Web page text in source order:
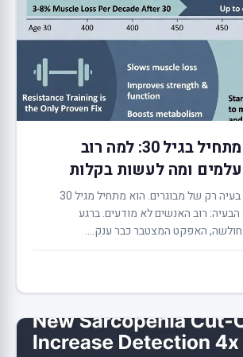
איבוד שריר מתחיל בגיל 30: למה רוב
ומה לעשות בקלות
איבוד שרירים אינו בעיה רק של מבוגרים. הוא מתחיל מגיל 30
רוב האנשים לא מודעים. ברגע
האפקט המצטבר כבר ענק....